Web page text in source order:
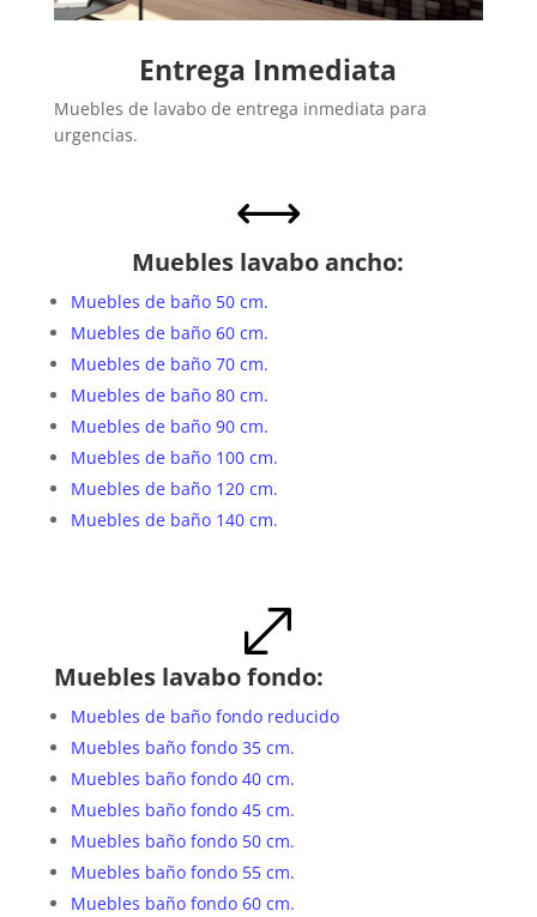
Entrega Inmediata
Muebles de lavabo de entrega inmediata para
urgencias.
,
Muebles lavabo ancho:
Muebles de baño 50 cm.
Muebles de baño 60 cm.
Muebles de baño 70 cm.
Muebles de baño 80 cm.
Muebles de baño 90 cm.
Muebles de baño 100 cm.
Muebles de baño 120 cm.
Muebles de baño 140 cm.
.
Muebles lavabo fondo:
Muebles de baño fondo reducido
Muebles baño fondo 35 cm.
Muebles baño fondo 40 cm.
Muebles baño fondo 45 cm.
Muebles baño fondo 50 cm.
Muebles baño fondo 55 cm.
Muebles baño fondo 60 cm.